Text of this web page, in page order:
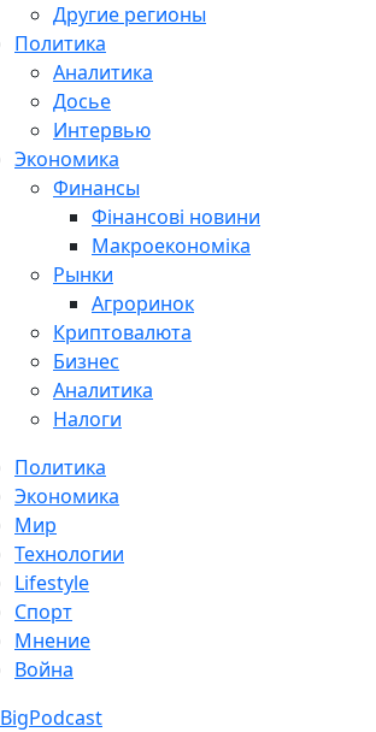
Другие регионы
Политика
Аналитика
Досье
Интервью
Экономика
Финансы
Фінансові новини
Макроекономіка
Рынки
Агроринок
Криптовалюта
Бизнес
Аналитика
Налоги
Политика
Экономика
Мир
Технологии
Lifestyle
Спорт
Мнение
Война
BigPodcast